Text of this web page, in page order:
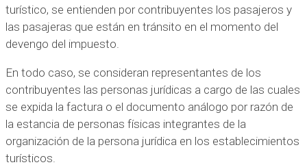
turístico, se entienden por contribuyentes los pasajeros y
las pasajeras que están en tránsito en el momento del
devengo del impuesto.
En todo caso, se consideran representantes de los
contribuyentes las personas jurídicas a cargo de las cuales
se expida la factura o el documento análogo por razón de
la estancia de personas físicas integrantes de la
organización de la persona jurídica en los establecimientos
turísticos.